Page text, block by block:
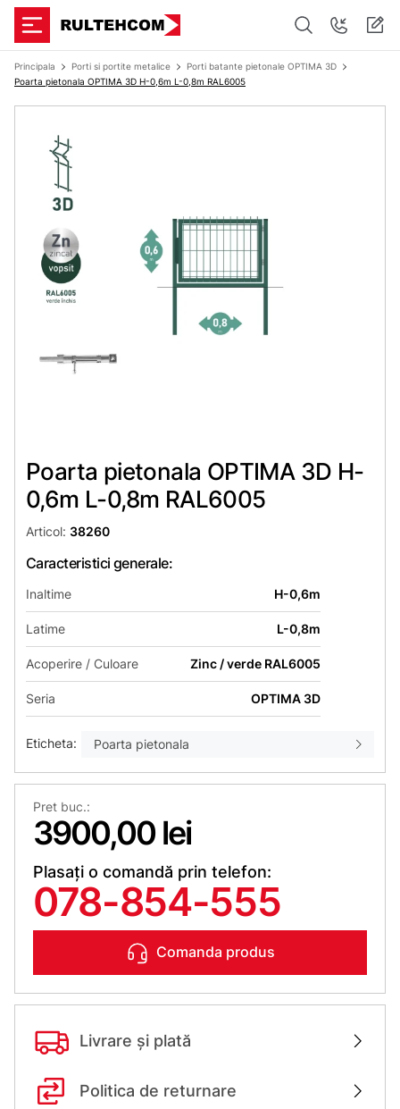
Principala Porti si portite metalice
Porti batante pietonale OPTIMA 3D
Poarta pietonala OPTIMA 3D H-0,6m L-0,8m RAL6005
Poarta pietonala OPTIMA 3D H-
0,6m L-0,8m RAL6005
Articol: 38260
Caracteristici generale:
Inaltime H-0,6m
Latime L-0,8m
Acoperire / Culoare Zinc / verde RAL6005
Seria OPTIMA 3D
Eticheta: Poarta pietonala
Pret buc.:
3900,00 lei
Plasați o comandă prin telefon:
078-854-555
Comanda produs
Livrare și plată
Politica de returnare